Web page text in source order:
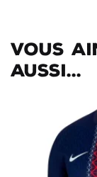
Vous
aussi...